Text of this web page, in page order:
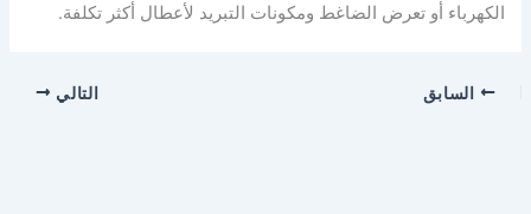
الكهرباء أو تعرض الضاغط ومكونات التبريد لأعطال أكثر تكلفة.
السابق التالي